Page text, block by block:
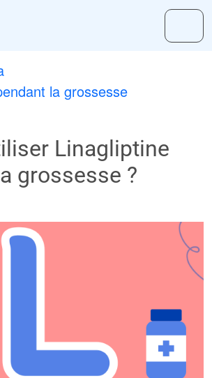
la grossesse
Linagliptine
grossesse ?